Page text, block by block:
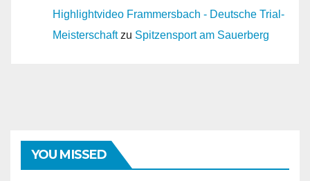
Highlightvideo Frammersbach - Deutsche Trial-
Meisterschaftzu Spitzensport am Sauerberg
YOU MISSED